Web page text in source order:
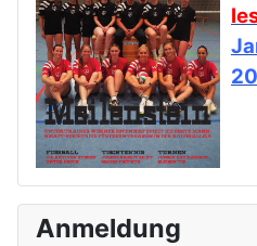
Anmeldung